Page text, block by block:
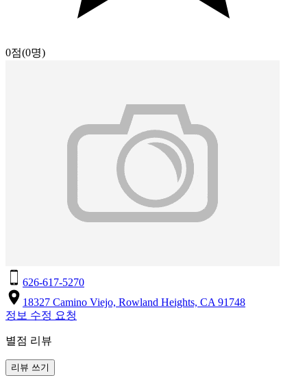
0점(0명)
626-617-5270
18327 Camino Viejo, Rowland Heights, CA 91748
정보 수정 요청
별점 리뷰
리뷰 쓰기